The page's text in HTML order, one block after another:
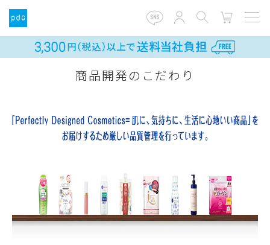
商品開発のこだわり